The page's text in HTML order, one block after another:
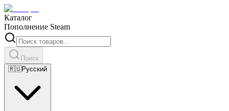
Каталог
Пополнение Steam
Поиск
🇷🇺Русский